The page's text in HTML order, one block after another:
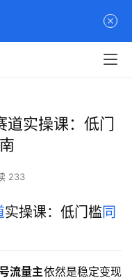
实操课：低门
233
实操课：低门槛同
流量主依然是稳定变现